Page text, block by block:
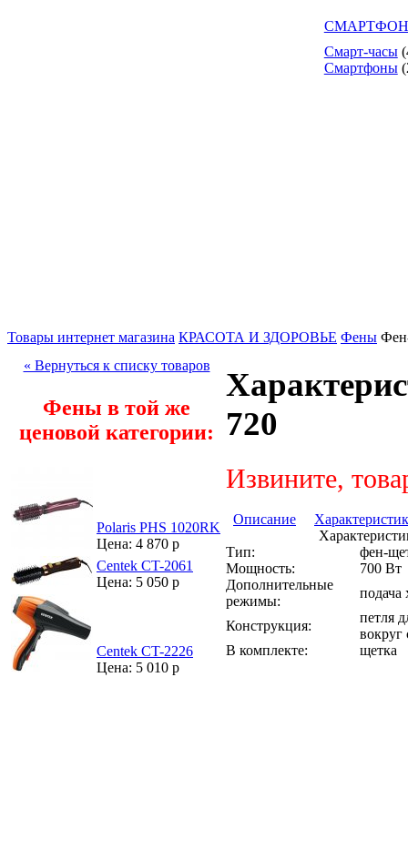
Смарт-часы
Смартфоны
Товары интернет магазина КРАСОТА И ЗДОРОВЬЕ Фены
« Вернуться к списку товаров
Фены в той же
ценовой категории:
Polaris PHS 1020RK
Цена: 4 870 р
Centek CT-2061
Цена: 5 050 р
Centek CT-2226
Цена: 5 010 р
720
Извините,
Описание
Тип:
фен-
Мощность:
700 Вт
Дополнительные
режимы:
подача
Конструкция:
петля
вокруг
В комплекте:
щетка